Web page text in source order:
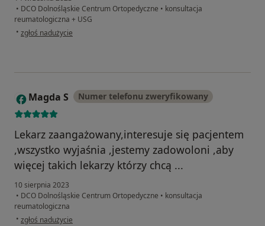
• DCO Dolnośląskie Centrum Ortopedyczne • konsultacja
reumatologiczna + USG
• w opinii użytkownika Monika
zgłoś nadużycie
M Magda S Numer telefonu zweryfikowany
Lekarz zaangażowany,interesuje się pacjentem
,wszystko wyjaśnia ,jestemy zadowoloni ,aby
więcej takich lekarzy którzy chcą ...
10 sierpnia 2023
• DCO Dolnośląskie Centrum Ortopedyczne • konsultacja
reumatologiczna
• w opinii użytkownika Magda S
zgłoś nadużycie